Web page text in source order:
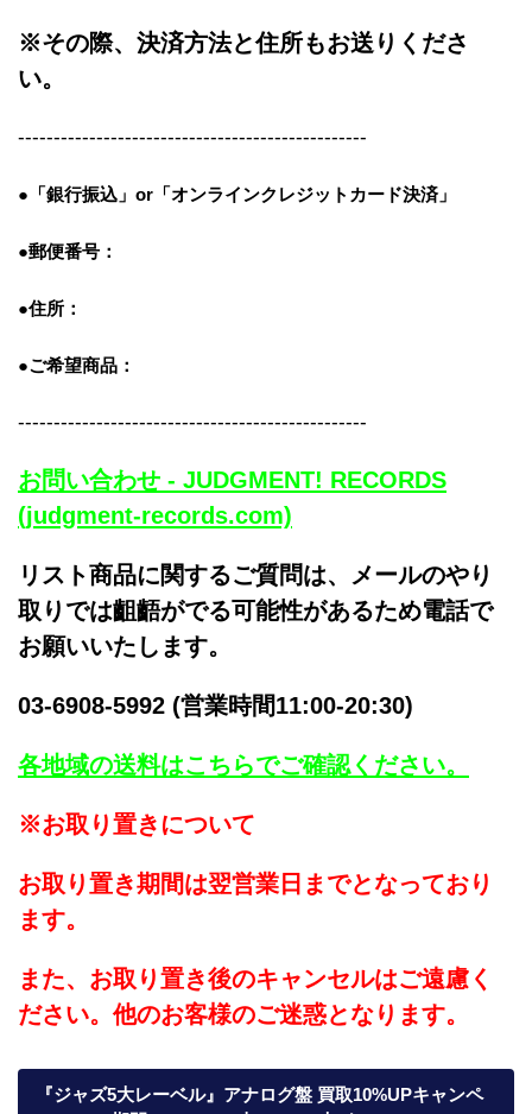
※その際、決済方法と住所もお送りくださ
い。
-------------------------------------------------
●「銀行振込」or「オンラインクレジットカード決済」
●郵便番号：
●住所：
●ご希望商品：
-------------------------------------------------
お問い合わせ - JUDGMENT! RECORDS
(judgment-records.com)
リスト商品に関するご質問は、メールのやり
取りでは齟齬がでる可能性があるため電話で
お願いいたします。
03-6908-5992 (営業時間11:00-20:30)
各地域の送料はこちらでご確認ください。
※お取り置きについて
お取り置き期間は翌営業日までとなっており
ます。
また、お取り置き後のキャンセルはご遠慮く
ださい。他のお客様のご迷惑となります。
『ジャズ5大レーベル』アナログ盤 買取10%UPキャンペ